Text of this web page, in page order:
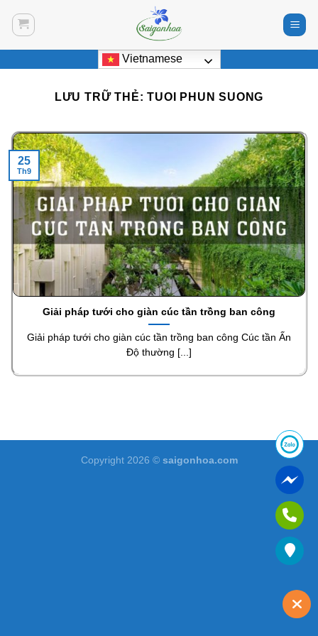
Vietnamese
LƯU TRỮ THẺ:TUOI PHUN SUONG
Giải pháp tưới cho giàn cúc tần trồng ban công
Giải pháp tưới cho giàn cúc tần trồng ban công Cúc tần Ấn
Độ thường [...]
25
Th9
Copyright 2026 © saigonhoa.com